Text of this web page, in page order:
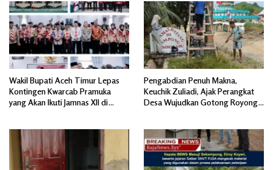
Wakil Bupati Aceh Timur Lepas
Kontingen Kwarcab Pramuka
yang Akan Ikuti Jamnas XII di
Pengabdian Penuh Makna,
Keuchik Zuliadi, Ajak Perangkat
Desa Wujudkan Gotong Royong,